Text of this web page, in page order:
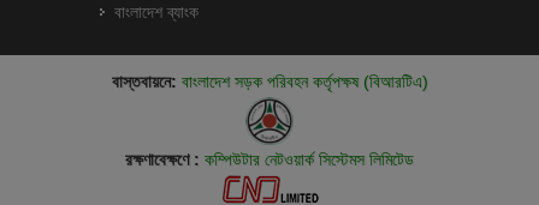
বাংলাদেশ ব্যাংক
বাস্তবায়নে: বাংলাদেশ সড়ক পরিবহন কর্তৃপক্ষ (বিআরটিএ)
রক্ষণাবেক্ষণে : কম্পিউটার নেটওয়ার্ক সিস্টেমস লিমিটেড